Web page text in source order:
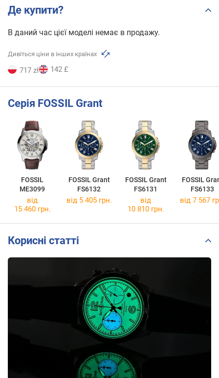
Де купити?
В даний час цієї моделі немає в продажу.
Дивіться ціни в інших країнах
717 zł 142 £
Серія FOSSIL Grant
FOSSIL
ME3099
FOSSIL Grant
FS6132
FOSSIL Grant
FS6131
FOSSIL
FS6133
від
15 460 грн.
від 5 405 грн.
від
10 810 грн.
від 7 567
Корисні статті